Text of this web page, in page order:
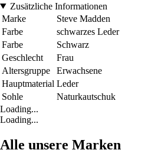
Zusätzliche Informationen
Marke
Steve Madden
Farbe
schwarzes Leder
Farbe
Schwarz
Geschlecht
Frau
Altersgruppe
Erwachsene
Hauptmaterial Leder
Sohle
Naturkautschuk
Loading...
Loading...
Alle unsere Marken